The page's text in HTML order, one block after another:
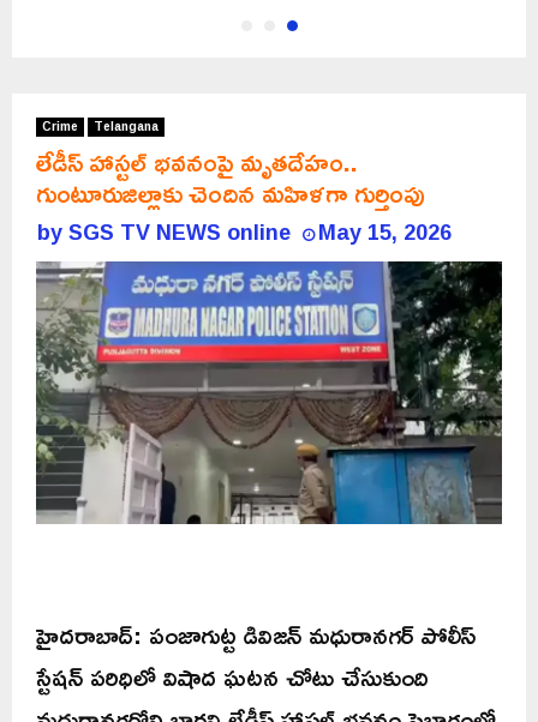
Crime Telangana
లేడీస్ హాస్టల్ భవనంపై మృతదేహం..
గుంటూరుజిల్లాకు చెందిన మహిళగా గుర్తింపు
bySGS TV NEWS online May 15, 2026
హైదరాబాద్: పంజాగుట్ట డివిజన్ మధురానగర్ పోలీస్
స్టేషన్ పరిధిలో విషాద ఘటన చోటు చేసుకుంది